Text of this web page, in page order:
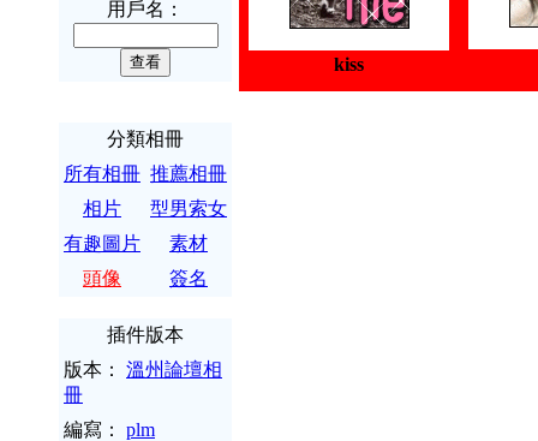
用戶名：
分類相冊
所有相冊 推薦相冊
相片
型男索女
有趣圖片
素材
頭像
簽名
插件版本
版本： 溫州論壇相
冊
編寫： plm
kiss